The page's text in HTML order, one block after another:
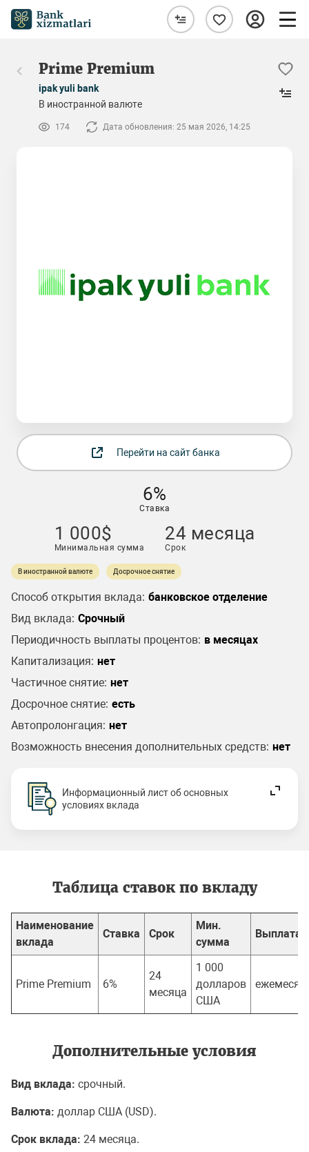
Prime Premium
ipak yuli bank
В иностранной валюте
174 Дата обновления: 25 мая 2026, 14:25
Перейти на сайт банка
6%
Ставка
1 000$
Минимальная сумма
24 месяца
Срок
В иностранной валюте Досрочное снятие
Способ открытия вклада: банковское отделение
Вид вклада: Срочный
Периодичность выплаты процентов: в месяцах
Капитализация: нет
Частичное снятие: нет
Досрочное снятие: есть
Автопролонгация: нет
Возможность внесения дополнительных средств: нет
Информационный лист об основных
условиях вклада
Таблица ставок по вкладу
Наименование
вклада
Ставка Срок
Мин.
сумма
Выплата
Prime Premium 6%
24
месяца
1 000
долларов
США
Дополнительные условия
Вид вклада: срочный.
Валюта: доллар США (USD).
Срок вклада: 24 месяца.